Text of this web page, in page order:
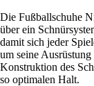
Die Fußballschuhe
über ein
damit sich jeder
um seine
Konstruktion des
so optimalen Halt.